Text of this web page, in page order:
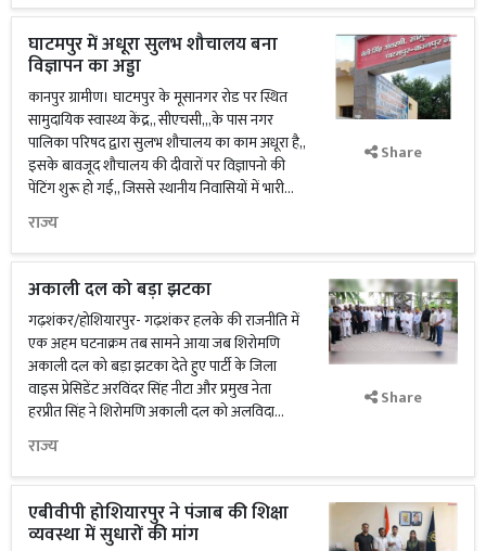
घाटमपुर में अधूरा सुलभ शौचालय बना
विज्ञापन का अड्डा
कानपुर ग्रामीण। घाटमपुर के मूसानगर रोड पर स्थित
सामुदायिक स्वास्थ्य केंद्र,, सीएचसी,,,के पास नगर
पालिका परिषद द्वारा सुलभ शौचालय का काम अधूरा है,,
इसके बावजूद शौचालय की दीवारों पर विज्ञापनो की
पेंटिंग शुरू हो गई,, जिससे स्थानीय निवासियों में भारी...
राज्य
Share
अकाली दल को बड़ा झटका
गढ़शंकर/होशियारपुर- गढ़शंकर हलके की राजनीति में
एक अहम घटनाक्रम तब सामने आया जब शिरोमणि
अकाली दल को बड़ा झटका देते हुए पार्टी के जिला
वाइस प्रेसिडेंट अरविंदर सिंह नीटा और प्रमुख नेता
हरप्रीत सिंह ने शिरोमणि अकाली दल को अलविदा...
राज्य
Share
एबीवीपी होशियारपुर ने पंजाब की शिक्षा
व्यवस्था में सुधारों की मांग